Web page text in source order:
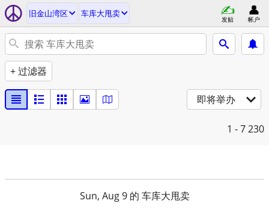
旧金山湾区 车库大甩卖
发贴 帐户
+ 过滤器
即将举办
1 - 7230
Sun, Aug 9 的 车库大甩卖